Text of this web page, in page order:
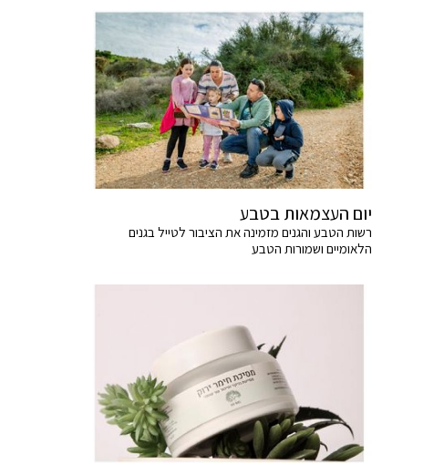
יום העצמאות בטבע
רשות הטבע והגנים מזמינה את הציבור לטייל בגנים
הלאומיים ושמורות הטבע